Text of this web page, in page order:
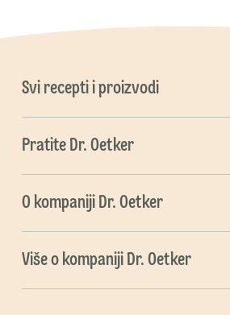
Svi recepti i proizvodi
Pratite Dr. Oetker
O kompaniji Dr. Oetker
Više o kompaniji Dr. Oetker